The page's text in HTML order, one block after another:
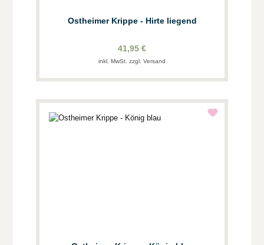
Ostheimer Krippe - Hirte liegend
41,95 €
inkl. MwSt. zzgl. Versand